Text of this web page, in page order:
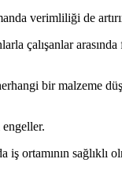
verimliliği de
çalışanlar arasında
bir malzeme
ortamının sağlıklı